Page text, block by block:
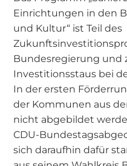
Einrichtungen in den
und Kultur“ ist Teil des
Bundesregierung und
Investitionsstaus bei
In der ersten
der Kommunen aus
nicht abgebildet
CDU-
sich daraufhin dafür